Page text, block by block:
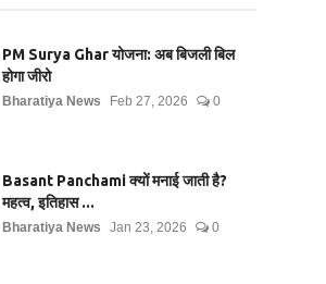
PM Surya Ghar योजना: अब बिजली बिल
होगा जीरो
Bharatiya News Feb 27, 2026 0
Basant Panchami क्यों मनाई जाती है?
महत्व, इतिहास ...
Bharatiya News Jan 23, 2026 0